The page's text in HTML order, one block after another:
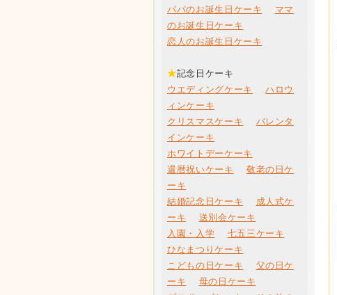
パパのお誕生日ケーキ
ママ
のお誕生日ケーキ
恋人のお誕生日ケーキ
★記念日ケーキ
ウエディングケーキ
ハロウ
ィンケーキ
クリスマスケーキ
バレンタ
インケーキ
ホワイトデーケーキ
還暦祝いケーキ
敬老の日ケ
ーキ
結婚記念日ケーキ
成人式ケ
ーキ
送別会ケーキ
入園・入学
七五三ケーキ
ひなまつりケーキ
こどもの日ケーキ
父の日ケ
ーキ
母の日ケーキ